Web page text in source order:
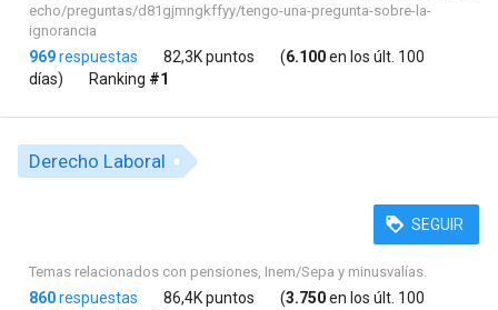
echo/preguntas/d81gjmngkffyy/tengo-una-pregunta-sobre-la-
ignorancia
969respuestas 82,3K puntos (6.100en los últ. 100
días)
Ranking #1
Derecho Laboral
SEGUIR
Temas relacionados con pensiones, Inem/Sepa y minusvalías.
860respuestas 86,4K puntos (3.750en los últ. 100